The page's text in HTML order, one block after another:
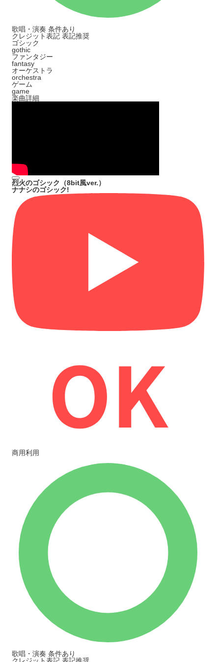
歌唱・演奏 条件あり
クレジット表記 表記推奨
ゴシック
gothic
ファンタジー
fantasy
オーケストラ
orchestra
ゲーム
game
楽曲詳細
烈火のゴシック（8bit風ver.）
ナナシのゴシック!
商用利用
歌唱・演奏 条件あり